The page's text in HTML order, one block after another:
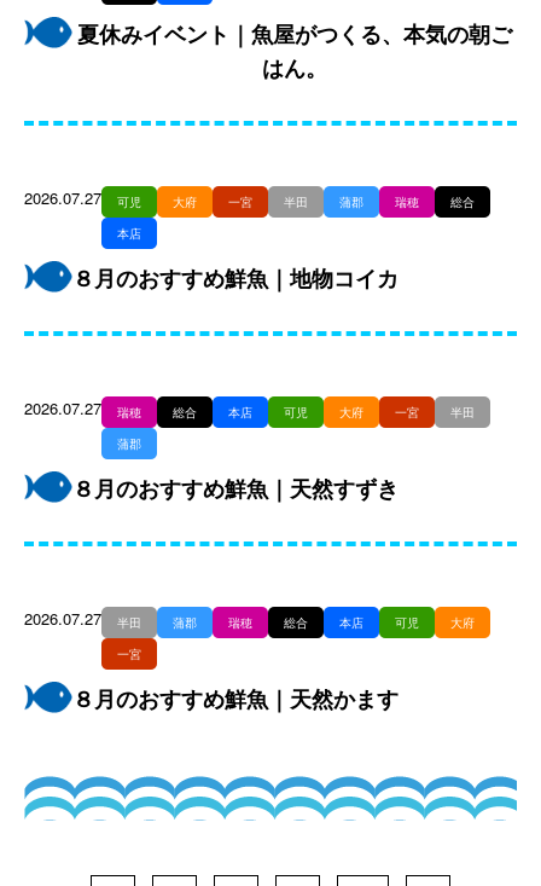
夏休みイベント｜魚屋がつくる、本気の朝ご
はん。
2026.07.27 可児 大府 一宮 半田 蒲郡 瑞穂
総合
本店
８月のおすすめ鮮魚｜地物コイカ
2026.07.27 瑞穂 総合 本店 可児 大府 一宮
半田
蒲郡
８月のおすすめ鮮魚｜天然すずき
2026.07.27 半田 蒲郡 瑞穂 総合 本店 可児
大府
一宮
８月のおすすめ鮮魚｜天然かます